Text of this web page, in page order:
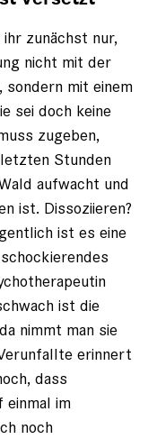
zunächst nur,
nicht mit der
sondern mit einem
sei doch keine
zugeben,
Stunden
aufwacht und
ist. Dissoziieren?
ist es eine
ist die
nimmt man sie
erinnert
dass
einmal im
noch